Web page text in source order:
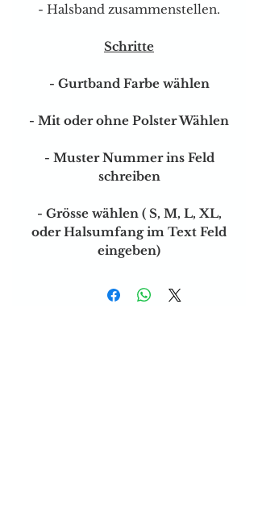
- Halsband zusammenstellen.
Schritte
- Gurtband Farbe wählen
- Mit oder ohne Polster Wählen
- Muster Nummer ins Feld
schreiben
- Grösse wählen ( S, M, L, XL,
oder Halsumfang im Text Feld
eingeben)